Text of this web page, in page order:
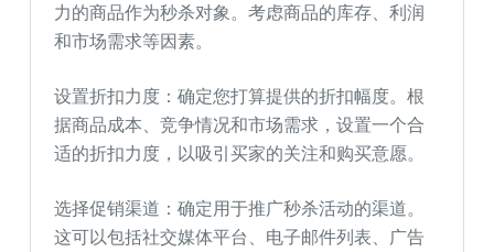
力的商品作为秒杀对象。考虑商品的库存、利润
和市场需求等因素。
设置折扣力度：确定您打算提供的折扣幅度。根
据商品成本、竞争情况和市场需求，设置一个合
适的折扣力度，以吸引买家的关注和购买意愿。
选择促销渠道：确定用于推广秒杀活动的渠道。
这可以包括社交媒体平台、电子邮件列表、广告